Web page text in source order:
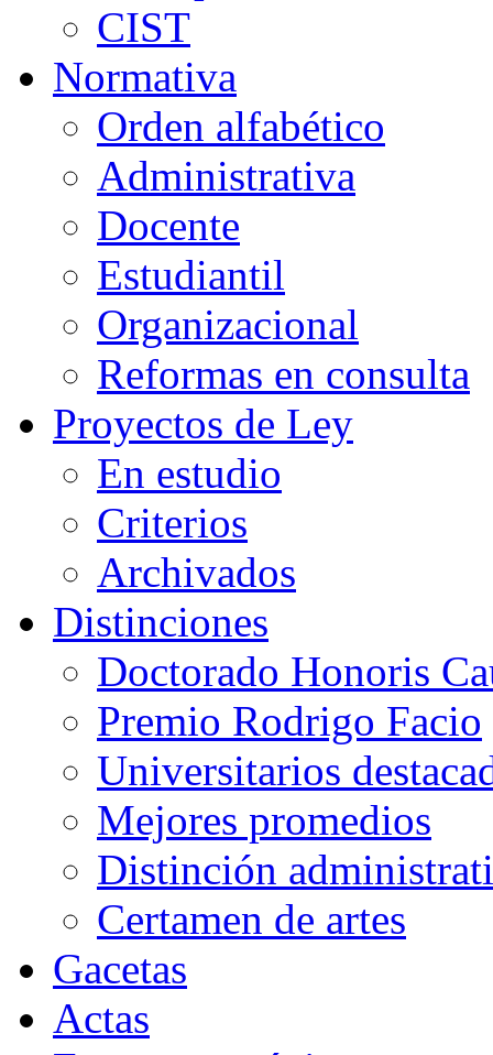
CIST
Normativa
Orden alfabético
Administrativa
Docente
Estudiantil
Organizacional
Reformas en consulta
Proyectos de Ley
En estudio
Criterios
Archivados
Distinciones
Doctorado Honoris
Premio Rodrigo Facio
Universitarios
Mejores promedios
Distinción
Certamen de artes
Gacetas
Actas